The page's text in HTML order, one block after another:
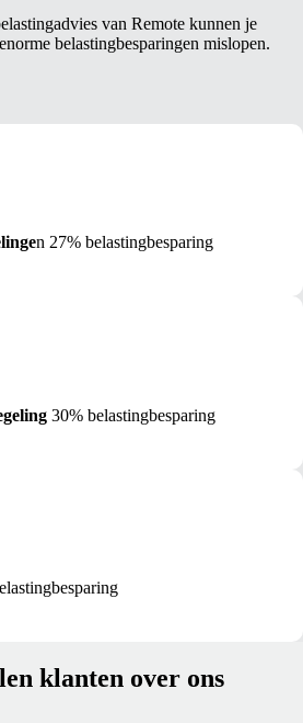
van Remote kunnen je
belastingbesparingen mislopen.
n 27% belastingbesparing
30% belastingbesparing
klanten over ons